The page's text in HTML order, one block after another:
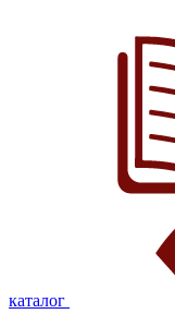
каталог